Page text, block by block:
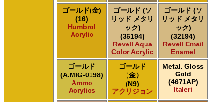
ゴールド(金)
(16)
Humbrol
Acrylic
ゴールド (ソ
リッド メタリ
ック)
(36194)
Revell Aqua
Color Acrylic
ゴールド (ソ
リッド メタリ
ック)
(32194)
Revell Email
Enamel
ゴールド
(A.MIG-0198)
Ammo
Acrylics
ゴールド
（金）
(N9)
アクリジョン
Metal. Gloss
Gold
(4671AP)
Italeri